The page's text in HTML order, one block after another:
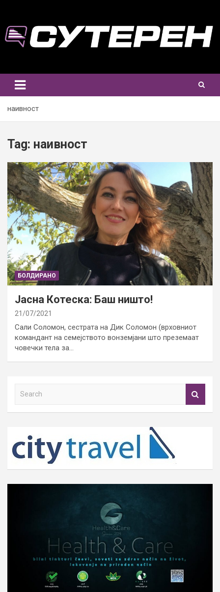
content
наивност
Tag: наивност
БОЛДИРАНО
Јасна Котеска: Баш ништо!
21/07/2021
Сали Соломон, сестрата на Дик Соломон (врховниот
командант на семејството вонземјани што преземаат
човечки тела за…
h